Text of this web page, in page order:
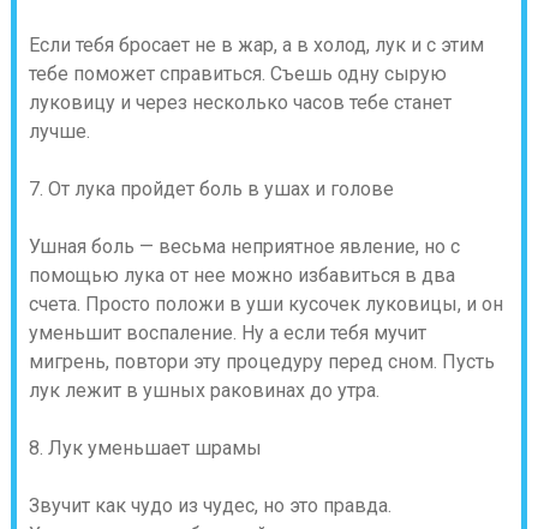
Если тебя бросает не в жар, а в холод, лук и с этим
тебе поможет справиться. Съешь одну сырую
луковицу и через несколько часов тебе станет
лучше.
7. От лука пройдет боль в ушах и голове
Ушная боль — весьма неприятное явление, но с
помощью лука от нее можно избавиться в два
счета. Просто положи в уши кусочек луковицы, и он
уменьшит воспаление. Ну а если тебя мучит
мигрень, повтори эту процедуру перед сном. Пусть
лук лежит в ушных раковинах до утра.
8. Лук уменьшает шрамы
Звучит как чудо из чудес, но это правда.